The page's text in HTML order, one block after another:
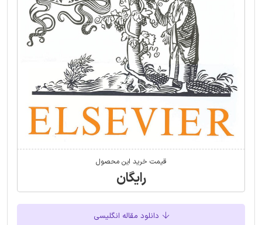
قیمت خرید این محصول
رایگان
دانلود مقاله انگلیسی